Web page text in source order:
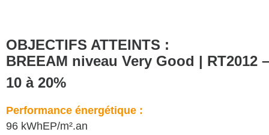
OBJECTIFS ATTEINTS :
BREEAM niveau Very Good | RT2012 –
10 à 20%
Performance énergétique :
96 kWhEP/m².an